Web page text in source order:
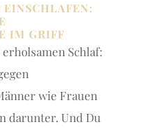
IM GRIFF
Schlaf:
wie Frauen
darunter. Und Du